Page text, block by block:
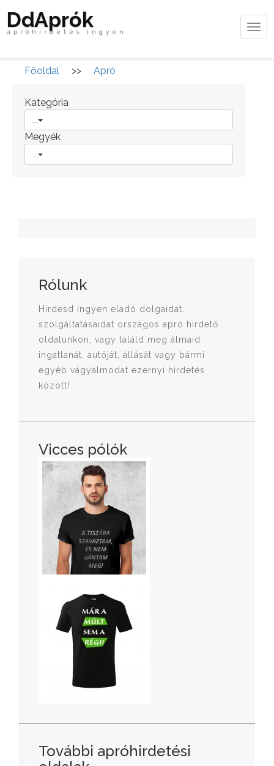
DdAprók
apróhirdetés ingyen
Főoldal >> Apró
Kategória
Megyék
Rólunk
Hirdesd ingyen eladó dolgaidat,
szolgáltatásaidat országos apró hirdető
oldalunkon, vagy találd meg álmaid
ingatlanát, autóját, állását vagy bármi
egyéb vágyálmodat ezernyi hirdetés
között!
Vicces pólók
További apróhirdetési